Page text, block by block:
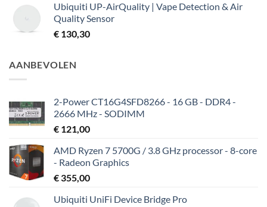
Ubiquiti UP-AirQuality | Vape Detection & Air
Quality Sensor
€ 130,30
AANBEVOLEN
2-Power CT16G4SFD8266 - 16 GB - DDR4 -
2666 MHz - SODIMM
€ 121,00
AMD Ryzen 7 5700G / 3.8 GHz processor - 8-core
- Radeon Graphics
€ 355,00
Ubiquiti UniFi Device Bridge Pro